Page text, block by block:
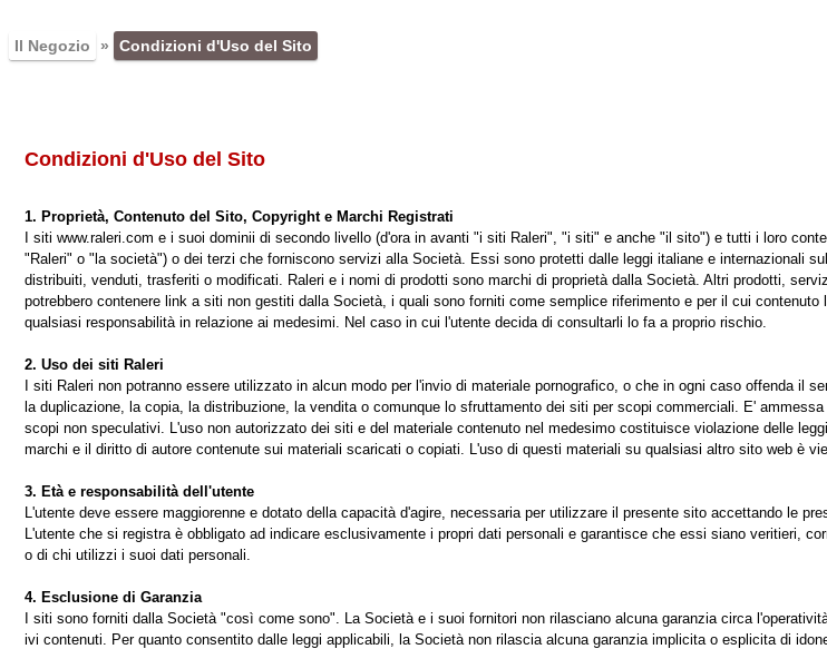
Il Negozio » Condizioni d'Uso del Sito
Condizioni d'Uso del Sito
1. Proprietà, Contenuto del Sito, Copyright e Marchi Registrati
I siti www.raleri.com e i suoi dominii di secondo livello (d'ora in avanti "i siti Raleri", "i siti" e anche "il sito") e tutti i loro
"Raleri" o "la società") o dei terzi che forniscono servizi alla Società. Essi sono protetti dalle leggi italiane e internazionali
distribuiti, venduti, trasferiti o modificati. Raleri e i nomi di prodotti sono marchi di proprietà dalla Società. Altri prodotti,
potrebbero contenere link a siti non gestiti dalla Società, i quali sono forniti come semplice riferimento e per il cui
qualsiasi responsabilità in relazione ai medesimi. Nel caso in cui l'utente decida di consultarli lo fa a proprio rischio.
2. Uso dei siti Raleri
I siti Raleri non potranno essere utilizzato in alcun modo per l'invio di materiale pornografico, o che in ogni caso offenda
la duplicazione, la copia, la distribuzione, la vendita o comunque lo sfruttamento dei siti per scopi commerciali. E'
scopi non speculativi. L'uso non autorizzato dei siti e del materiale contenuto nel medesimo costituisce violazione delle
marchi e il diritto di autore contenute sui materiali scaricati o copiati. L'uso di questi materiali su qualsiasi altro sito web è
3. Età e responsabilità dell'utente
L'utente deve essere maggiorenne e dotato della capacità d'agire, necessaria per utilizzare il presente sito accettando le
L'utente che si registra è obbligato ad indicare esclusivamente i propri dati personali e garantisce che essi siano veritieri,
o di chi utilizzi i suoi dati personali.
4. Esclusione di Garanzia
I siti sono forniti dalla Società "così come sono". La Società e i suoi fornitori non rilasciano alcuna garanzia circa
ivi contenuti. Per quanto consentito dalle leggi applicabili, la Società non rilascia alcuna garanzia implicita o esplicita di